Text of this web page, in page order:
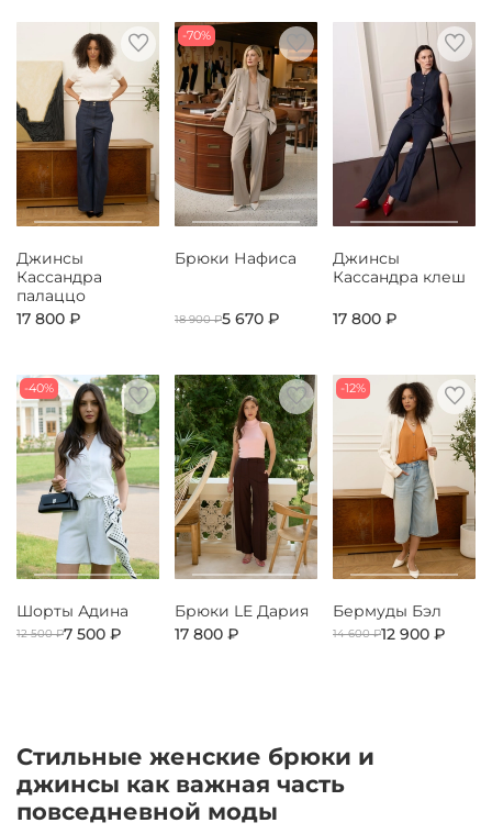
Джинсы
Кассандра
палаццо
17 800 ₽
-70%
Брюки Нафиса
18 900 ₽5 670 ₽
Джинсы
Кассандра клеш
17 800 ₽
-40%
Шорты Адина
12 500 ₽7 500 ₽
Брюки LE Дария
17 800 ₽
-12%
Бермуды Бэл
14 600 ₽12 900 ₽
Стильные женские брюки и
джинсы как важная часть
повседневной моды